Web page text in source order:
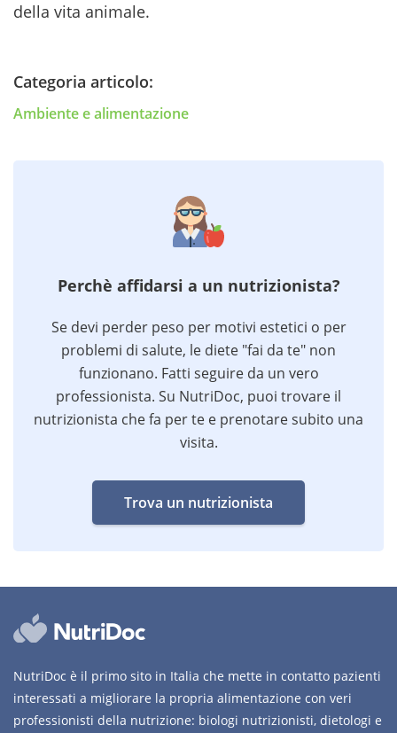
della vita animale.
Categoria articolo:
Ambiente e alimentazione
Perchè affidarsi a un nutrizionista?
Se devi perder peso per motivi estetici o per
problemi di salute, le diete "fai da te" non
funzionano. Fatti seguire da un vero
professionista. Su NutriDoc, puoi trovare il
nutrizionista che fa per te e prenotare subito una
visita.
Trova un nutrizionista
NutriDoc è il primo sito in Italia che mette in contatto pazienti
interessati a migliorare la propria alimentazione con veri
professionisti della nutrizione: biologi nutrizionisti, dietologi e